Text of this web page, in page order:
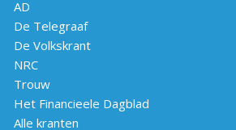
AD
De Telegraaf
De Volkskrant
NRC
Trouw
Het Financieele Dagblad
Alle kranten